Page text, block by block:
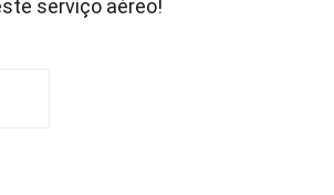
serviço aéreo!